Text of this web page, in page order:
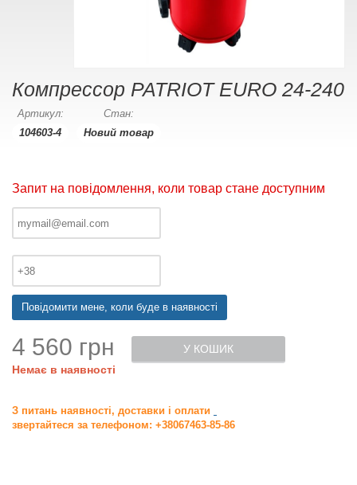
Компрессор PATRIOT EURO 24-240
Артикул:
104603-4
Стан:
Новий товар
Запит на повідомлення, коли товар стане доступним
Повідомити мене, коли буде в наявності
4 560 грн
Немає в наявності
У КОШИК
З питань наявності, доставки і оплати
звертайтеся за телефоном: +38067463-85-86